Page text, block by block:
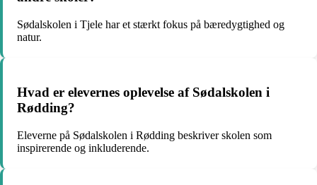
Sødalskolen i Tjele har et stærkt fokus på bæredygtighed og
natur.
Hvad er elevernes oplevelse af Sødalskolen i
Rødding?
Eleverne på Sødalskolen i Rødding beskriver skolen som
inspirerende og inkluderende.